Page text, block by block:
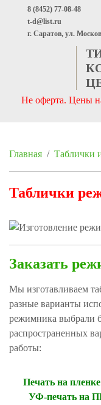
8 (8452) 77-08-48
t-d@list.ru
г. Саратов, ул.
Не оферта. Цены
ПЕЧАТЬ
Главная / Таблички
Таблички
Заказать
Мы изготавливаем
разные варианты
режимника выбрали
распространенных
работы:
Печать на
УФ-печать на